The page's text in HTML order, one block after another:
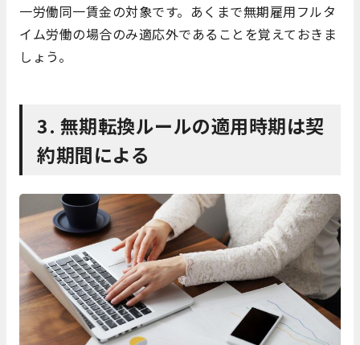
一労働同一賃金の対象です。あくまで無期雇用フルタ
イム労働の場合のみ適応外であることを覚えておきま
しょう。
3. 無期転換ルールの適用時期は契
約期間による